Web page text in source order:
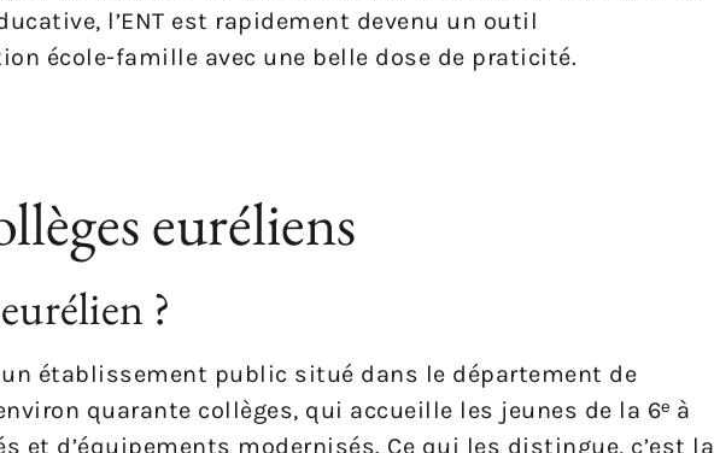
l’ENT est rapidement devenu un outil
école-famille avec une belle dose de praticité.
euréliens
?
établissement public situé dans le département de
quarante collèges, qui accueille les jeunes de la 6ᵉ à
et d’équipements modernisés. Ce qui les distingue, c’est la